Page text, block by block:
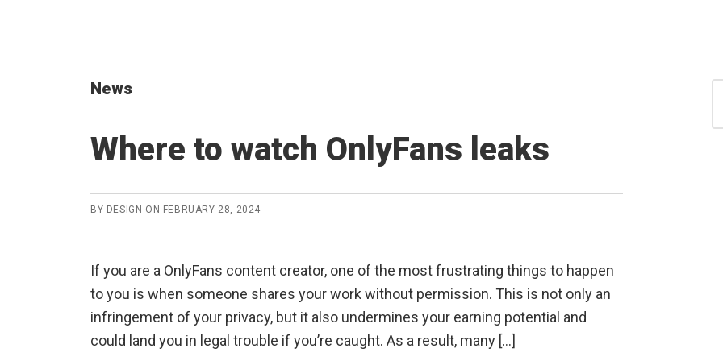
News
Where to watch OnlyFans leaks
BY DESIGN ON FEBRUARY 28, 2024
If you are a OnlyFans content creator, one of the most frustrating things to happen
to you is when someone shares your work without permission. This is not only an
infringement of your privacy, but it also undermines your earning potential and
could land you in legal trouble if you’re caught. As a result, many […]